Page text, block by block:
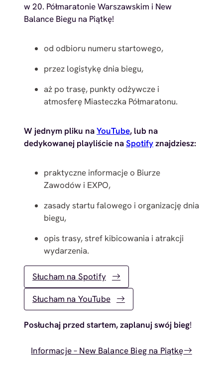
w 20. Półmaratonie Warszawskim i New
Balance Biegu na Piątkę!
od odbioru numeru startowego,
przez logistykę dnia biegu,
aż po trasę, punkty odżywcze i
atmosferę Miasteczka Półmaratonu.
W jednym pliku naYouTube, lub na
dedykowanej playliście naSpotifyznajdziesz:
praktyczne informacje o Biurze
Zawodów i EXPO,
zasady startu falowego i organizację dnia
biegu,
opis trasy, stref kibicowania i atrakcji
wydarzenia.
Słucham na Spotify
Słucham na YouTube
Posłuchaj przed startem, zaplanuj swój bieg!
Informacje – New Balance Bieg na Piątkę